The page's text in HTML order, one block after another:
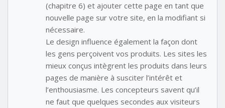
(chapitre 6) et ajouter cette page en tant que
nouvelle page sur votre site, en la modifiant si
nécessaire.
Le design influence également la façon dont
les gens perçoivent vos produits. Les sites les
mieux conçus intègrent les produits dans leurs
pages de manière à susciter l’intérêt et
l’enthousiasme. Les concepteurs savent qu’il
ne faut que quelques secondes aux visiteurs